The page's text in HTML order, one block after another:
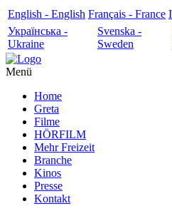
English - English Français - France
Українська -
Ukraine
Svenska -
Sweden
Menü
Home
Greta
Filme
HÖRFILM
Mehr Freizeit
Branche
Kinos
Presse
Kontakt